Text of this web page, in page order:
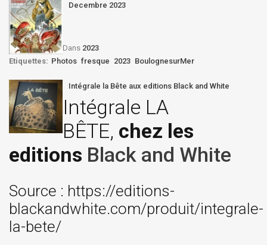
Decembre 2023
Dans 2023
Etiquettes: Photos fresque 2023 BoulognesurMer
Intégrale la Bête aux editions Black and White
Intégrale LA
BÊTE, chez les
editions Black and White
Source : https://editions-
blackandwhite.com/produit/integrale-
la-bete/